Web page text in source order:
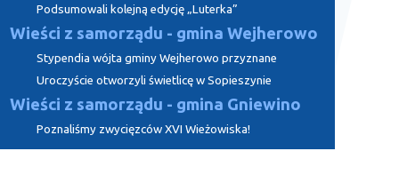
Podsumowali kolejną edycję „Luterka”
Wieści z samorządu - gmina Wejherowo
Stypendia wójta gminy Wejherowo przyznane
Uroczyście otworzyli świetlicę w Sopieszynie
Wieści z samorządu - gmina Gniewino
Poznaliśmy zwycięzców XVI Wieżowiska!